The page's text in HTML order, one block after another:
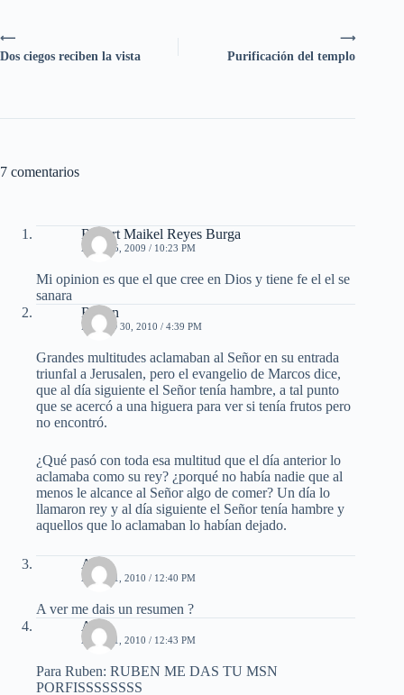
⟶
Purificación del templo
⟵
Dos ciegos reciben la vista
7 comentarios
Robert Maikel Reyes Burga
ABRIL 5, 2009 / 10:23 PM
Mi opinion es que el que cree en Dios y tiene fe el el se
sanara
Ruben
MARZO 30, 2010 / 4:39 PM
Grandes multitudes aclamaban al Señor en su entrada
triunfal a Jerusalen, pero el evangelio de Marcos dice,
que al día siguiente el Señor tenía hambre, a tal punto
que se acercó a una higuera para ver si tenía frutos pero
no encontró.
¿Qué pasó con toda esa multitud que el día anterior lo
aclamaba como su rey? ¿porqué no había nadie que al
menos le alcance al Señor algo de comer? Un día lo
llamaron rey y al día siguiente el Señor tenía hambre y
aquellos que lo aclamaban lo habían dejado.
Ana
ABRIL 1, 2010 / 12:40 PM
A ver me dais un resumen ?
Ana
ABRIL 1, 2010 / 12:43 PM
Para Ruben: RUBEN ME DAS TU MSN
PORFISSSSSSSS